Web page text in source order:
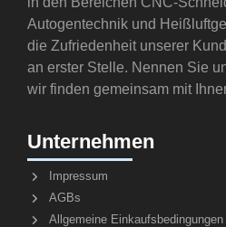
Autogentechnik und
die Zufriedenheit unserer
an erster Stelle. Nennen Sie
wir finden gemeinsam mit
Unternehmen
Impressum
AGBs
Allgemeine Einkaufsbedingungen